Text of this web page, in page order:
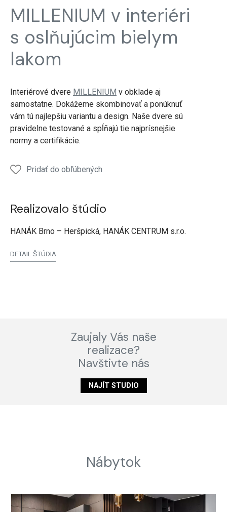
​​dvere
​​dvere
​​dvere
MILLENIUM v interiéri
s oslňujúcim bielym
lakom
Interiérové ​​dvere MILLENIUM v obklade aj
samostatne. Dokážeme skombinovať a ponúknuť
vám tú najlepšiu variantu a design. Naše dvere sú
pravidelne testované a spĺňajú tie najprísnejšie
normy a certifikácie.
Pridať do obľúbených
Realizovalo štúdio
HANÁK Brno – Heršpická, HANÁK CENTRUM s.r.o.
DETAIL ŠTÚDIA
Zaujaly Vás naše
realizace?
Navštivte nás
NAJÍT STUDIO
Nábytok